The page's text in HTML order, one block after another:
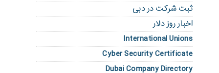
ثبت شرکت در دبی
اخبار روز دلار
International Unions
Cyber Security Certificate
Dubai Company Directory